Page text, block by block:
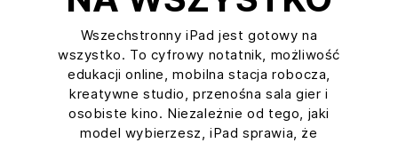
Wszechstronny iPad jest gotowy na
wszystko. To cyfrowy notatnik, możliwość
edukacji online, mobilna stacja robocza,
kreatywne studio, przenośna sala gier i
osobiste kino. Niezależnie od tego, jaki
model wybierzesz, iPad sprawia, że